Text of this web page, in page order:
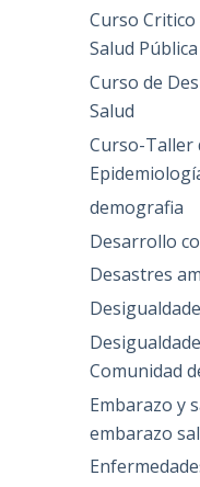
Curso
Salud Pública
Curso de
Salud
Curso-Taller
demografia
Desarrollo
Desastres
Comunidad
Embarazo y
embarazo